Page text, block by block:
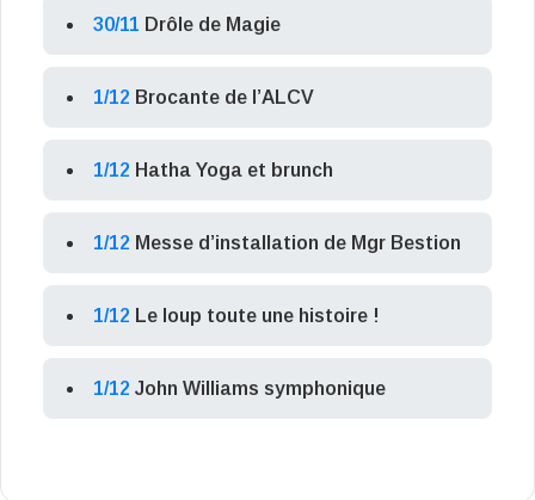
30/11 Drôle de Magie
1/12 Brocante de l’ALCV
1/12 Hatha Yoga et brunch
1/12 Messe d’installation de Mgr Bestion
1/12 Le loup toute une histoire !
1/12 John Williams symphonique